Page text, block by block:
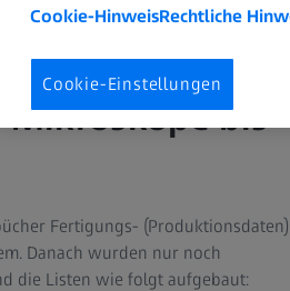
bis
Fertigungs-
Danach wurden nur noch
die Listen wie folgt aufgebaut:
Cookie-HinweisRechtliche
Cookie-Einstellungen